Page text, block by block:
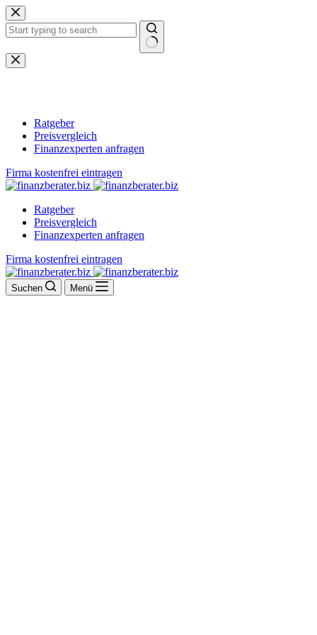
Zum
Inhalt
springen
Keine
Ergebnisse
Ratgeber
Preisvergleich
Finanzexperten anfragen
Firma kostenfrei eintragen
Ratgeber
Preisvergleich
Finanzexperten anfragen
Firma kostenfrei eintragen
Suchen Menü